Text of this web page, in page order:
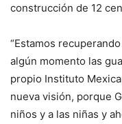
construcción de 12
“Estamos
algún momento las
propio Instituto
nueva visión, porque
niños y a las niñas y